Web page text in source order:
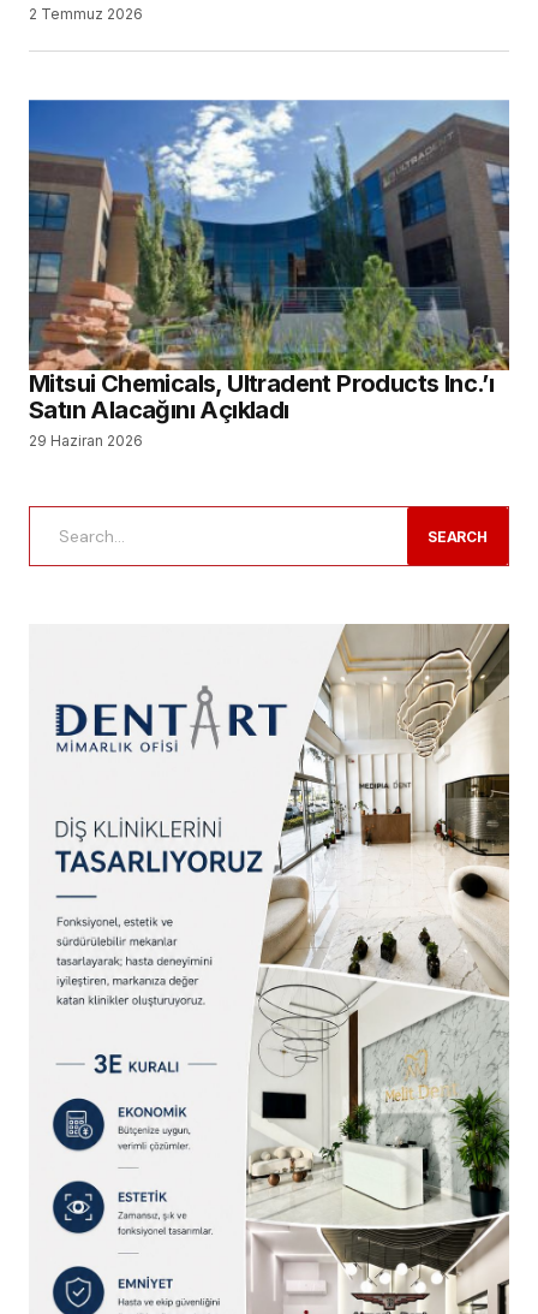
2 Temmuz 2026
Mitsui Chemicals, Ultradent Products Inc.’ı
Satın Alacağını Açıkladı
29 Haziran 2026
SEARCH